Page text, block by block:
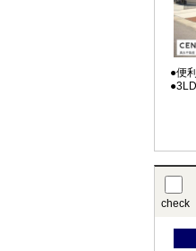
●便
check